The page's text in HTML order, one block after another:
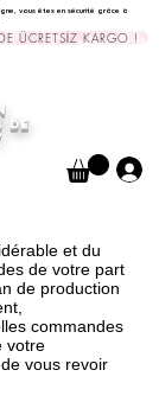
vous êtes en sécurité grâce à
2500 TL VE ÜZERİ ALIŞVERİŞLERDE ÜCRETSİZ KARGO !
DE
et du
de votre part
de production
commandes
votre
vous revoir